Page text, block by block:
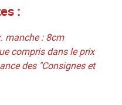
:
manche : 8cm
compris dans le prix
des "Consignes et